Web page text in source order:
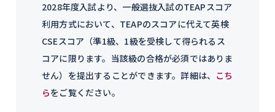
2028年度入試より、一般選抜入試のTEAPスコア
利用方式において、TEAPのスコアに代えて英検
CSEスコア（準1級、1級を受検して得られるス
コアに限ります。当該級の合格が必須ではありま
せん）を提出することができます。詳細は、 こち
らをご覧ください。